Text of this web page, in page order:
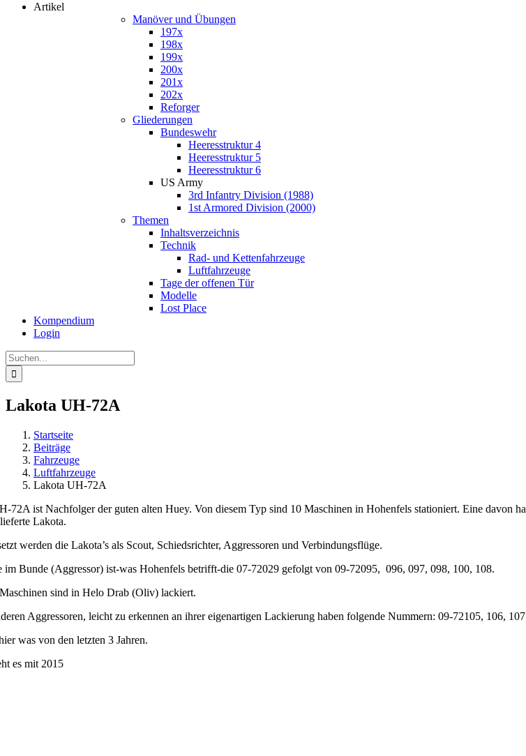
Artikel
Manöver und Übungen
197x
198x
199x
200x
201x
202x
Reforger
Gliederungen
Bundeswehr
Heeresstruktur 4
Heeresstruktur 5
Heeresstruktur 6
US Army
3rd Infantry Division (1988)
1st Armored Division (2000)
Themen
Inhaltsverzeichnis
Technik
Rad- und Kettenfahrzeuge
Luftfahrzeuge
Tage der offenen Tür
Modelle
Lost Place
Kompendium
Login
Suche
nach:
Lakota UH-72A
Startseite
Beiträge
Fahrzeuge
Luftfahrzeuge
Lakota UH-72A
72A ist Nachfolger der guten alten Huey. Von diesem Typ sind 10 Maschinen in Hohenfels stationiert. Eine davon
Lakota.
werden die Lakota’s als Scout, Schiedsrichter, Aggressoren und Verbindungsflüge.
im Bunde (Aggressor) ist-was Hohenfels betrifft-die 07-72029 gefolgt von 09-72095, 096, 097, 098, 100, 108.
sind in Helo Drab (Oliv) lackiert.
Aggressoren, leicht zu erkennen an ihrer eigenartigen Lackierung haben folgende Nummern: 09-72105, 106,
was von den letzten 3 Jahren.
es mit 2015